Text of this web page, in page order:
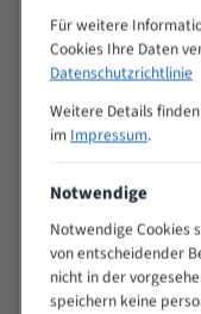
M (mm)
>
25
15 - 40
25 - 50
80 - 180
130 -
350
Für weitere
Cookies Ihre Daten
Datenschutzrichtlinie
Weitere Details
im Impressum.
Notwendige
Notwendige Cookies
von entscheidender
nicht in der
speichern keine